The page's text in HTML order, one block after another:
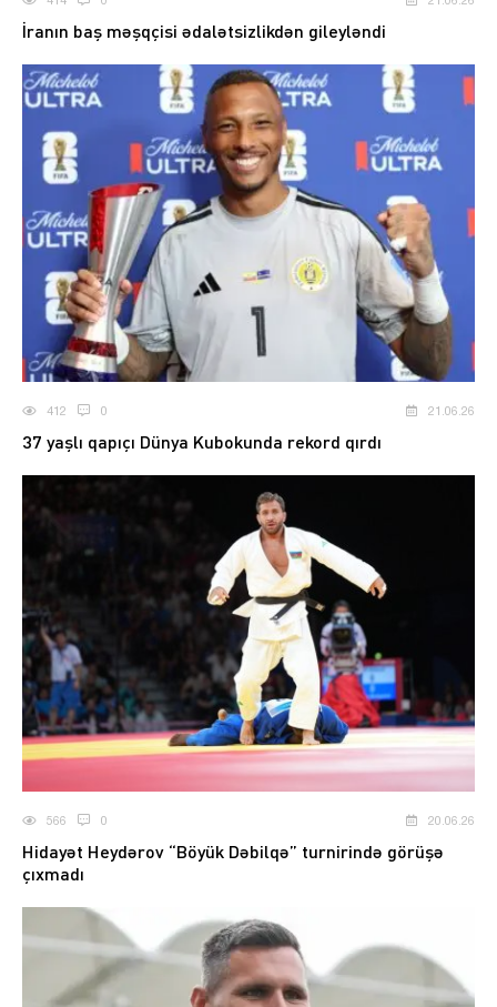
İranın baş məşqçisi ədalətsizlikdən gileyləndi
412 0 21.06.26
37 yaşlı qapıçı Dünya Kubokunda rekord qırdı
566 0 20.06.26
Hidayət Heydərov “Böyük Dəbilqə” turnirində görüşə
çıxmadı